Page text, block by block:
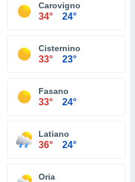
Carovigno
34° 24°
Cisternino
33° 23°
Fasano
33° 24°
Latiano
36° 24°
Oria